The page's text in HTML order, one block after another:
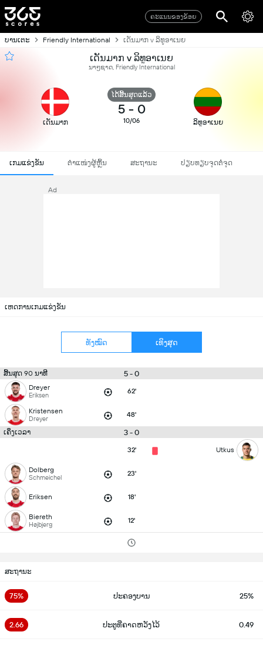
ຄະແນນຂອງຂ້ອຍ
ບານເຕະ Friendly International ເດັນມາກ v ລິທູອາເນຍ
ເດັນມາກ v ລິທູອາເນຍ
ນາໆຊາດ, Friendly International
ເດັນມາກ
ໄດ້ສິ້ນສຸດແລ້ວ
5 - 0
10/06 ລິທູອາເນຍ
ເກມແຂ່ງຂັນ ຕຳແໜ່ງຜູ້ຫຼິ້ນ ສະຖານະ ປຽບທຽບຈຸດຕໍ່ຈຸດ
Ad
ເຫດການເກມແຂ່ງຂັນ
ທັງໝົດ ເທິງສຸດ
ສິ້ນສຸດ 90 ນາທີ 5 - 0
Dreyer
Eriksen 62'
Kristensen
Dreyer 48'
ເຄິ່ງເວລາ 3 - 0
32' Utkus
Dolberg
Schmeichel 23'
Eriksen 18'
Biereth
Højbjerg 12'
ສະຖານະ
75% ປະຄອງບານ 25%
2.66 ປະຕູທີ່ຄາດຫວັງໄວ້ 0.49